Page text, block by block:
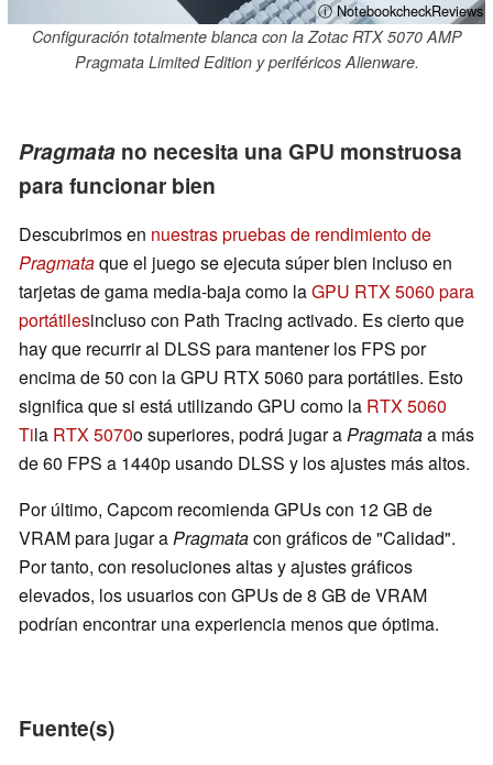
ⓘ NotebookcheckReviews
Configuración totalmente blanca con la Zotac RTX 5070 AMP
Pragmata Limited Edition y periféricos Alienware.
Pragmata no necesita una GPU monstruosa
para funcionar bien
Descubrimos en nuestras pruebas de rendimiento de
Pragmataque el juego se ejecuta súper bien incluso en
tarjetas de gama media-baja como laGPU RTX 5060 para
portátilesincluso con Path Tracing activado. Es cierto que
hay que recurrir al DLSS para mantener los FPS por
encima de 50 con la GPU RTX 5060 para portátiles. Esto
significa que si está utilizando GPU como la RTX 5060
Tila RTX 5070o superiores, podrá jugar a Pragmataa más
de 60 FPS a 1440p usando DLSS y los ajustes más altos.
Por último, Capcom recomienda GPUs con 12 GB de
VRAM para jugar a Pragmatacon gráficos de "Calidad".
Por tanto, con resoluciones altas y ajustes gráficos
elevados, los usuarios con GPUs de 8 GB de VRAM
podrían encontrar una experiencia menos que óptima.
Fuente(s)